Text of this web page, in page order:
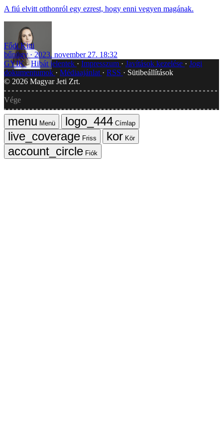
A fiú elvitt otthonról egy ezrest, hogy enni vegyen magának.
Fődi Kitti
bűnügy
2023. november 27. 18:32
GYIK Hibát jelentek Impresszum Javítások kezelése
Jogi
dokumentumok
Médiaajánlat RSS
Sütibeállítások
© 2026 Magyar Jeti Zrt.
Vége
Menü
Címlap
Friss
Kör
Fiók